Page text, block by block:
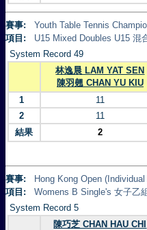
賽事:
Youth Table Tennis
項目:
U15 Mixed Doubles U15 混
System Record 49
林逸晨 LAM YAT SEN
陳羽翹 CHAN YU KIU
1
11
2
11
結果
2
賽事:
Hong Kong Open
項目:
Womens B Single's 女子乙
System Record 5
陳巧芝 CHAN HAU CHI